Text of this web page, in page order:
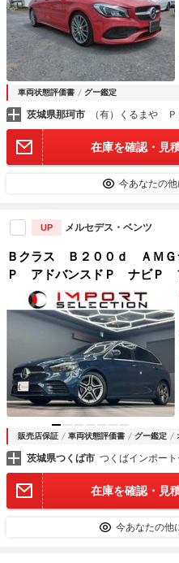
車両状態評価書 グー鑑定
茨城県那珂市 （有）くるまや
在庫を確認・見
今あなたの他
UP メルセデス・ベンツ
Ｂクラス Ｂ２００ｄ ＡＭＧ
Ｐ アドバンスドＰ ナビＰ
ヘッドアップディスプレイ
ドライト ＥＴＣ２．０ シー
販売店保証 車両状態評価書 グー鑑定
茨城県つくば市 つくばインポー
在庫を確認・見
今あなたの他